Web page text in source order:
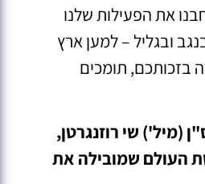
את הפעילות שלנו
ובגליל – למען ארץ
בזכותכם, תומכים
(מיל') שי רוזנגרטן,
העולם שמובילה את